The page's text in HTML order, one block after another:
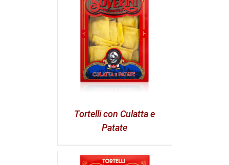
Tortelli con Culatta e
Patate